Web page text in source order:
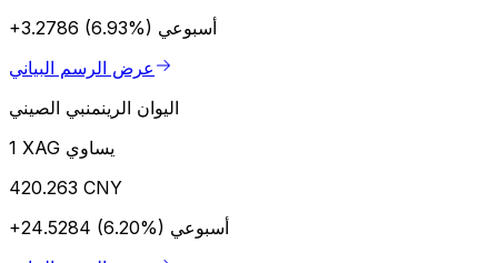
+3.2786 (6.93%) أسبوعي
عرض الرسم البياني
اليوان الرينمنبي الصيني
1 XAG يساوي
420.263 CNY
+24.5284 (6.20%) أسبوعي